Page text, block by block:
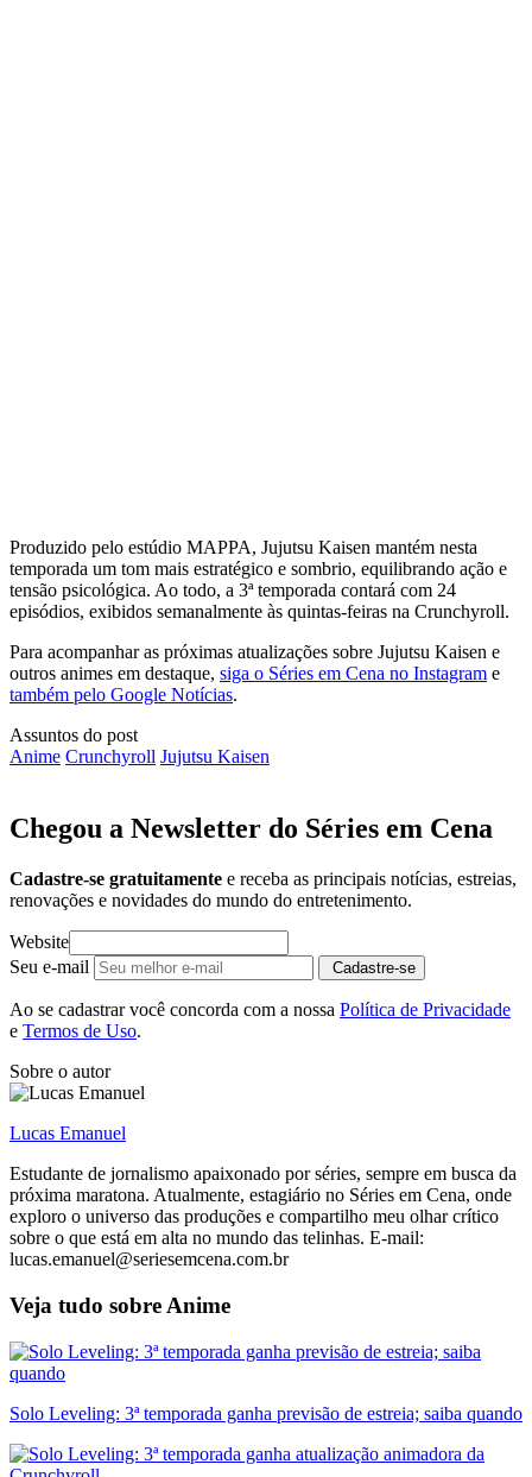
Produzido pelo estúdio MAPPA, Jujutsu Kaisen mantém nesta
temporada um tom mais estratégico e sombrio, equilibrando ação e
tensão psicológica. Ao todo, a 3ª temporada contará com 24
episódios, exibidos semanalmente às quintas-feiras na Crunchyroll.
Para acompanhar as próximas atualizações sobre Jujutsu Kaisen e
outros animes em destaque, siga o Séries em Cena no Instagram e
também pelo Google Notícias.
Assuntos do post
Anime Crunchyroll Jujutsu Kaisen
Chegou a Newsletter do Séries em Cena
Cadastre-se gratuitamente e receba as principais notícias, estreias,
renovações e novidades do mundo do entretenimento.
Website
Seu e-mail
Cadastre-se
Ao se cadastrar você concorda com a nossa Política de Privacidade
e Termos de Uso.
Sobre o autor
Lucas Emanuel
Estudante de jornalismo apaixonado por séries, sempre em busca da
próxima maratona. Atualmente, estagiário no Séries em Cena, onde
exploro o universo das produções e compartilho meu olhar crítico
sobre o que está em alta no mundo das telinhas. E-mail:
lucas.emanuel@seriesemcena.com.br
Veja tudo sobre Anime
Solo Leveling: 3ª temporada ganha previsão de estreia; saiba quando